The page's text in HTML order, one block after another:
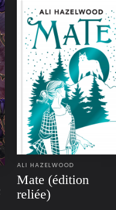
ALI HAZELWOOD
Mate (édition
reliée)